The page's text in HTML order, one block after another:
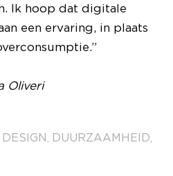
Ik hoop dat digitale
een ervaring, in plaats
Oliveri
DESIGN DUURZAAMHEID